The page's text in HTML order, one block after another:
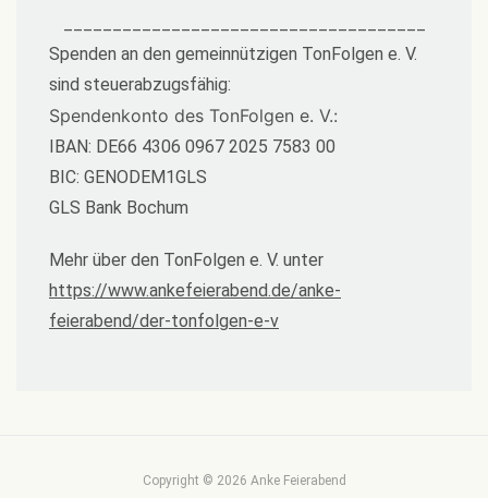
Spenden an den gemeinnützigen TonFolgen e. V.
sind steuerabzugsfähig:
Spendenkonto des TonFolgen e. V.:
IBAN: DE66 4306 0967 2025 7583 00
BIC: GENODEM1GLS
GLS Bank Bochum
Mehr über den TonFolgen e. V. unter
https://www.ankefeierabend.de/anke-
feierabend/der-tonfolgen-e-v
Copyright © 2026 Anke Feierabend